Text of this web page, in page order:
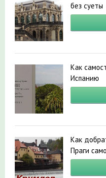
без суеты
Как
Испанию
Как
Праги